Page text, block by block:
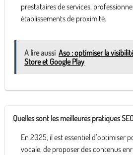
prestataires de services,
établissements de proximité.
A lire aussi Aso : optimiser la
Store et Google Play
Quelles sont les meilleures pratiques
En 2025, il est essentiel d’optimiser
vocale, de proposer des contenus